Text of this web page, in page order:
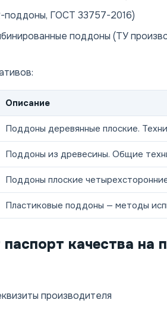
поддоны, ГОСТ 33757-2016)
поддоны (ТУ
Описание
Поддоны деревянные плоские.
Поддоны из древесины. Общие
Поддоны плоские
Пластиковые поддоны — методы
качества на
производителя